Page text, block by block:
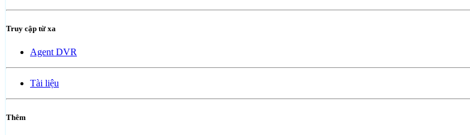
Truy cập từ xa
Agent DVR
Tài liệu
Thêm